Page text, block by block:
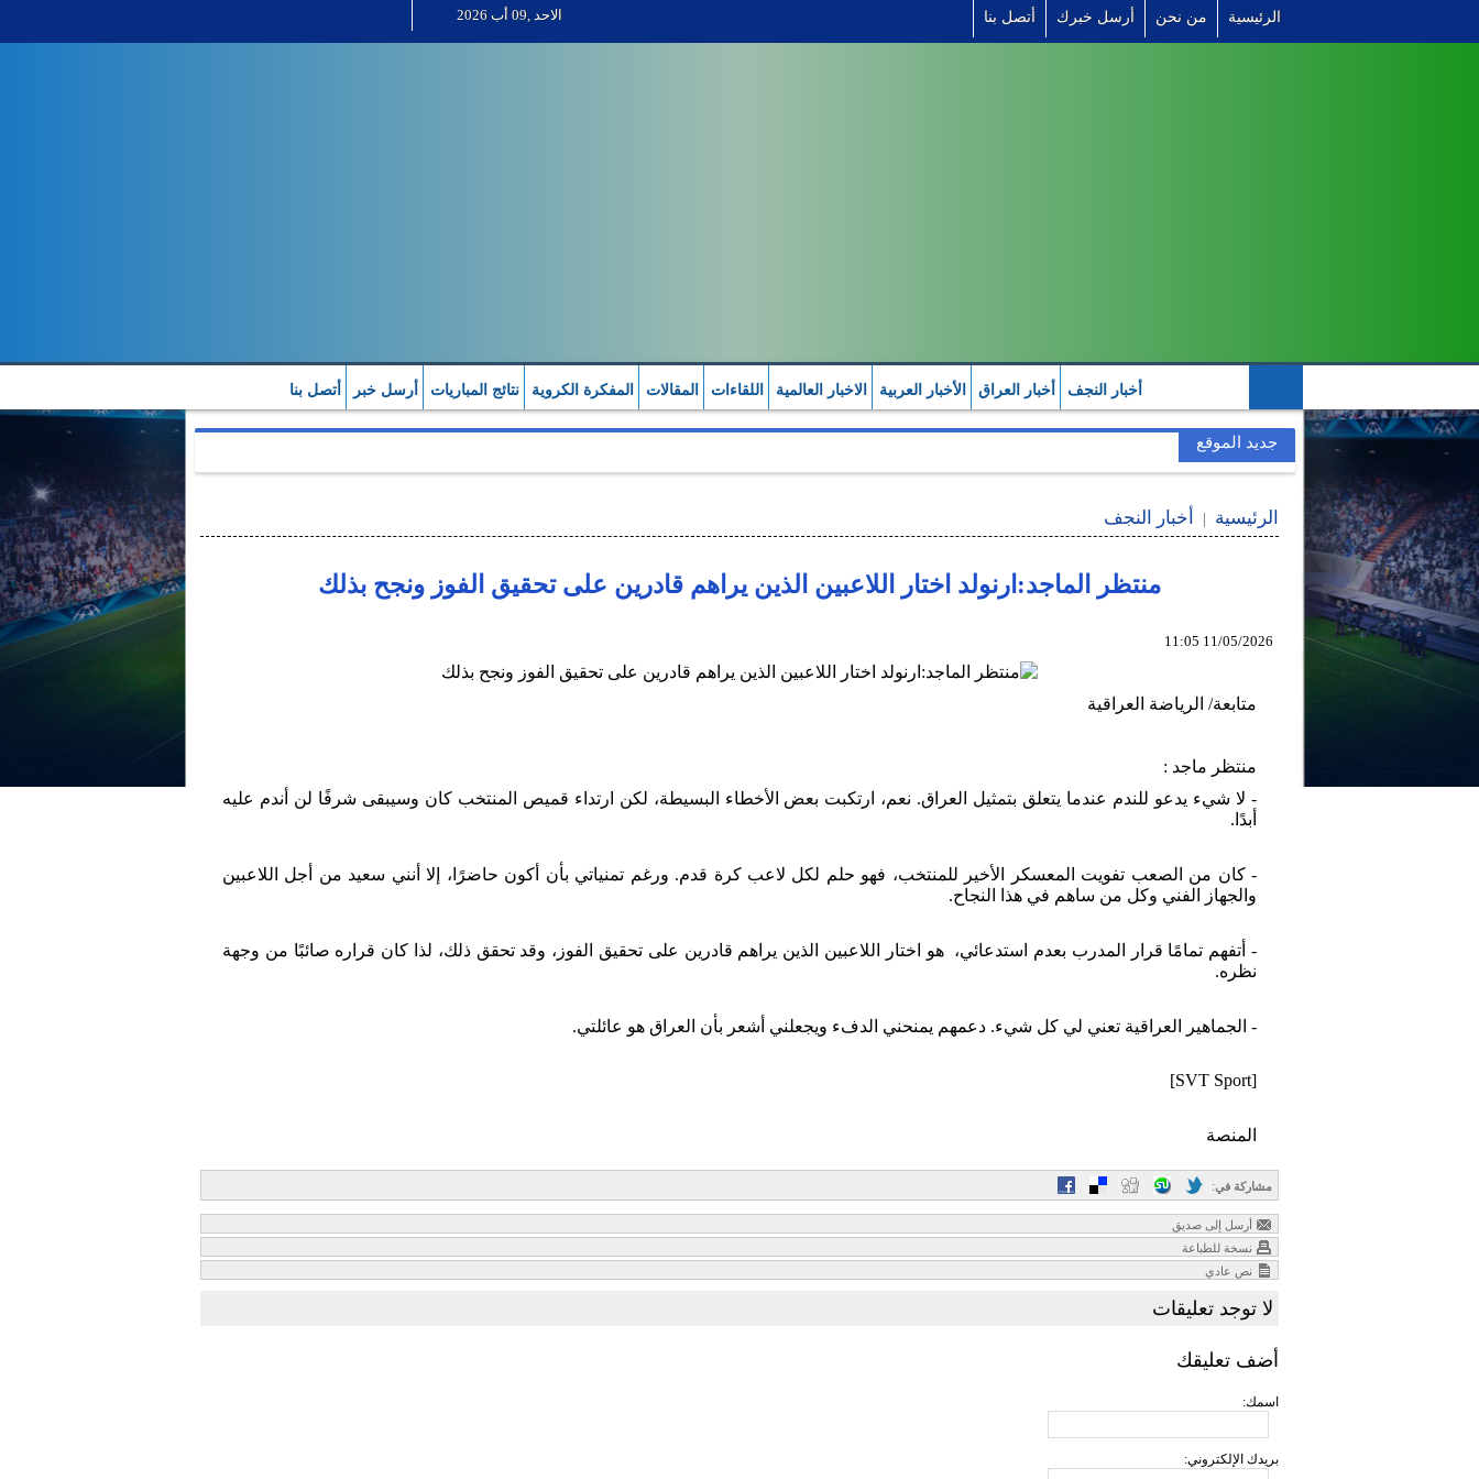
الرئيسية من نحن أرسل خبرك أتصل بنا الاحد ,09 أب 2026
أخبار النجف أخبار العراق الأخبار العربية الاخبار العالمية اللقاءات المقالات المفكرة الكروية نتائج المباريات أرسل خبر أتصل بنا
جديد الموقع التصنيف العالمي للمنتخبات العربية
الرئيسية أخبار النجف
منتظر الماجد:ارنولد اختار اللاعبين الذين يراهم قادرين على تحقيق الفوز ونجح بذلك
11/05/2026 11:05
متابعة/ الرياضة العراقية
منتظر ماجد :
- لا شيء يدعو للندم عندما يتعلق بتمثيل العراق. نعم، ارتكبت بعض الأخطاء البسيطة، لكن ارتداء قميص المنتخب كان وسيبقى شرفًا لن أندم عليه
أبدًا.
- كان من الصعب تفويت المعسكر الأخير للمنتخب، فهو حلم لكل لاعب كرة قدم. ورغم تمنياتي بأن أكون حاضرًا، إلا أنني سعيد من أجل اللاعبين
والجهاز الفني وكل من ساهم في هذا النجاح.
- أتفهم تمامًا قرار المدرب بعدم استدعائي، هو اختار اللاعبين الذين يراهم قادرين على تحقيق الفوز، وقد تحقق ذلك، لذا كان قراره صائبًا من وجهة
نظره.
- الجماهير العراقية تعني لي كل شيء. دعمهم يمنحني الدفء ويجعلني أشعر بأن العراق هو عائلتي.
[SVT Sport]
المنصة
:مشاركة في
أرسل إلى صديق
نسخة للطباعة
نص عادي
لا توجد تعليقات
أضف تعليقك
اسمك:
بريدك الإلكتروني: